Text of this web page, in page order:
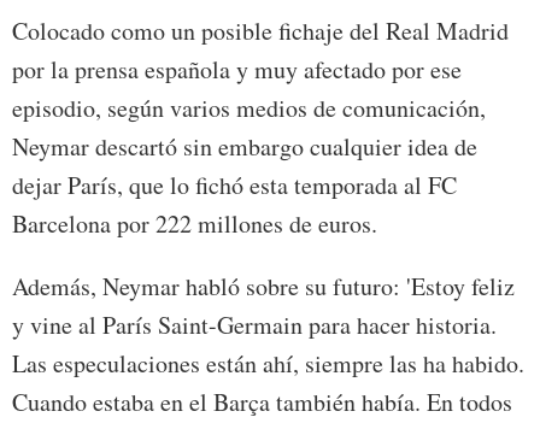
Colocado como un posible fichaje del Real Madrid
por la prensa española y muy afectado por ese
episodio, según varios medios de comunicación,
Neymar descartó sin embargo cualquier idea de
dejar París, que lo fichó esta temporada al FC
Barcelona por 222 millones de euros.
Además, Neymar habló sobre su futuro: 'Estoy feliz
y vine al París Saint-Germain para hacer historia.
Las especulaciones están ahí, siempre las ha habido.
Cuando estaba en el Barça también había. En todos